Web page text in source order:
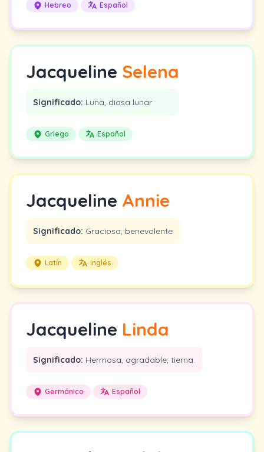
Hebreo Español
Jacqueline Selena
Significado: Luna, diosa lunar
Griego Español
Jacqueline Annie
Significado: Graciosa, benevolente
Latín Inglés
Jacqueline Linda
Significado: Hermosa, agradable, tierna.
Germánico Español